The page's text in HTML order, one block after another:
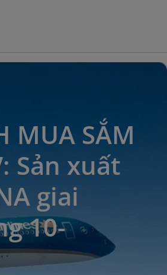
MUA SẮM
Sản xuất
giai
10-